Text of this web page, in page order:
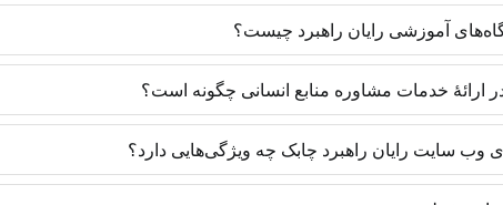
آموزشی رایان راهبرد چیست؟
بر اساس مدل‌ها و روش‌های روز دنیا و با رویکرد ایجاد مهارت تخصصی
برای مدیران و متخصصان منابع انسانی یک مزیت رقابتی ایجاد
در ارائۀ خدمات مشاوره منابع انسانی چگونه است؟
به درونی‌سازی متدهای به کار گرفته‌شده در سازمان‌ها دارد. به طوری که
بدین ترتیب اجرا با آگاهی از دورنما و تسلط بر تکنیک همراه خواهد
با تغییرات پیش برد.
وب سایت رایان راهبرد چابک چه ویژگی‌هایی دارد؟